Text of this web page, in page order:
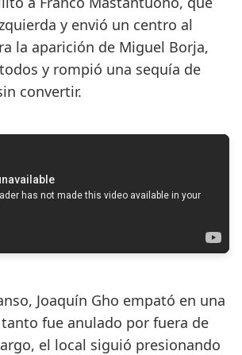
y envió un centro al
la aparición de Miguel Borja,
y rompió una sequía de
convertir.
Joaquín Gho empató en una
fue anulado por fuera de
el local siguió presionando